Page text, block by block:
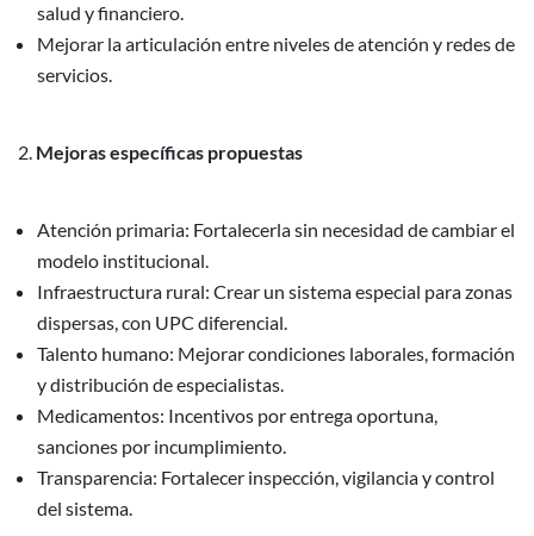
salud y financiero.
Mejorar la articulación entre niveles de atención y redes de
servicios.
Mejoras específicas propuestas
Atención primaria: Fortalecerla sin necesidad de cambiar el
modelo institucional.
Infraestructura rural: Crear un sistema especial para zonas
dispersas, con UPC diferencial.
Talento humano: Mejorar condiciones laborales, formación
y distribución de especialistas.
Medicamentos: Incentivos por entrega oportuna,
sanciones por incumplimiento.
Transparencia: Fortalecer inspección, vigilancia y control
del sistema.